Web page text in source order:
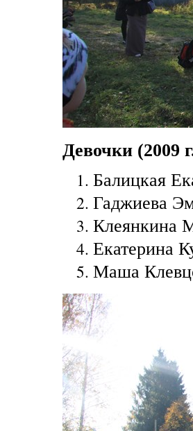
Девочки (2009
Балицкая
Гаджиева
Клеянкина
Екатерина
Маша